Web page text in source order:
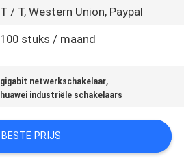
T / T, Western Union, Paypal
100 stuks / maand
gigabit netwerkschakelaar,
huawei industriële schakelaars
BESTE PRIJS